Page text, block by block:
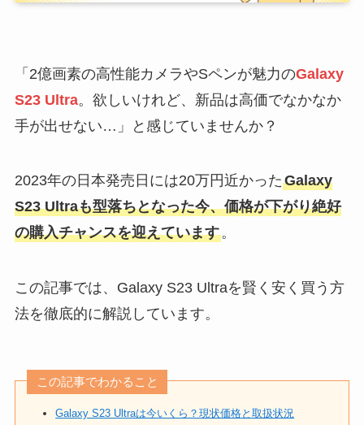
「2億画素の高性能カメラやSペンが魅力のGalaxy
S23 Ultra。欲しいけれど、新品は高価でなかなか
手が出せない…」と感じていませんか？
2023年の日本発売日には20万円近かったGalaxy
S23 Ultraも型落ちとなった今、価格が下がり絶好
の購入チャンスを迎えています。
この記事では、Galaxy S23 Ultraを賢く安く買う方
法を徹底的に解説しています。
この記事でわかること
Galaxy S23 Ultraは今いくら？現状価格と取扱状況